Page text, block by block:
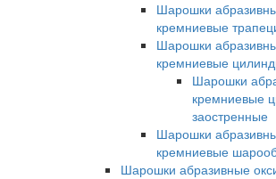
Шарошки
кремниевые
Шарошки
кремниевые
Шарошки
кремниевые
заостренные
Шарошки
кремниевые
Шарошки абразивные